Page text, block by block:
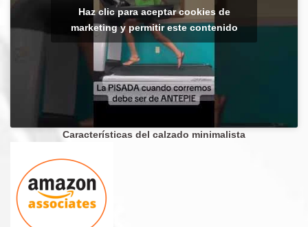
Haz clic para aceptar cookies de
marketing y permitir este contenido
Características del calzado minimalista